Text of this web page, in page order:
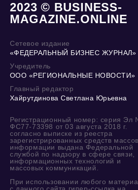
2023 © BUSINESS-
MAGAZINE.ONLINE
Сетевое издание
«ФЕДЕРАЛЬНЫЙ БИЗНЕС ЖУРНАЛ»
Учредитель
ООО «РЕГИОНАЛЬНЫЕ НОВОСТИ»
Главный редактор
Хайрутдинова Светлана Юрьевна
Регистрационный номер: серия Эл
ФС77-73398 от 03 августа 2018 г.
согласно выписке из реестра
зарегистрированных средств
информации выдана Федеральной
службой по надзору в сфере связи,
информационных технологий и
массовых коммуникаций.
При использовании любого